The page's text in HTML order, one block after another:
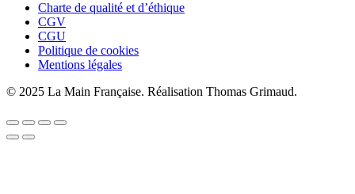
Charte de qualité et d’éthique
CGV
CGU
Politique de cookies
Mentions légales
© 2025 La Main Française. Réalisation Thomas Grimaud.